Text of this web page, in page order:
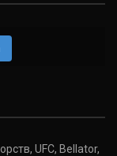
UFC, Bellator,